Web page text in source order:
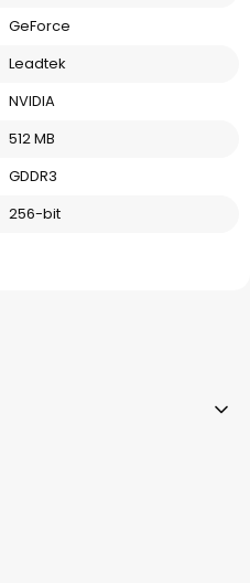
GeForce
Leadtek
NVIDIA
512 MB
GDDR3
256-bit